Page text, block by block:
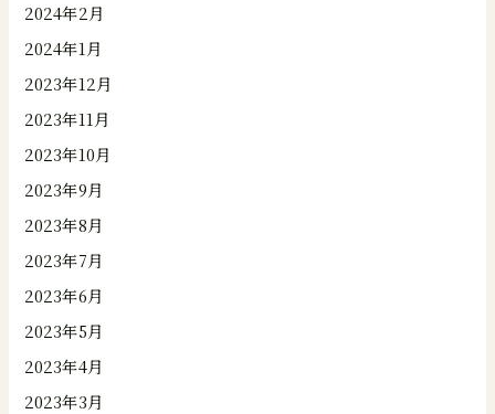
2024年2月
2024年1月
2023年12月
2023年11月
2023年10月
2023年9月
2023年8月
2023年7月
2023年6月
2023年5月
2023年4月
2023年3月